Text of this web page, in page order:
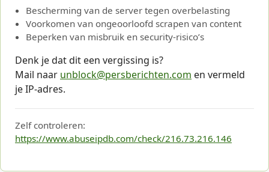
Bescherming van de server tegen overbelasting
Voorkomen van ongeoorloofd scrapen van content
Beperken van misbruik en security-risico’s
Denk je dat dit een vergissing is?
Mail naar unblock@persberichten.com en vermeld
je IP-adres.
Zelf controleren:
https://www.abuseipdb.com/check/216.73.216.146